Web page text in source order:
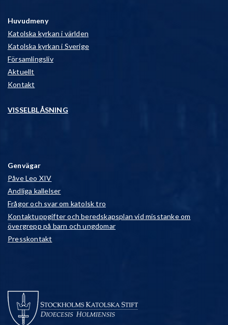
Huvudmeny
Katolska kyrkan i världen
Katolska kyrkan i Sverige
Församlingsliv
Aktuellt
Kontakt
VISSELBLÅSNING
Genvägar
Påve Leo XIV
Andliga kallelser
Frågor och svar om katolsk tro
Kontaktuppgifter och beredskapsplan vid misstanke om
övergrepp på barn och ungdomar
Presskontakt